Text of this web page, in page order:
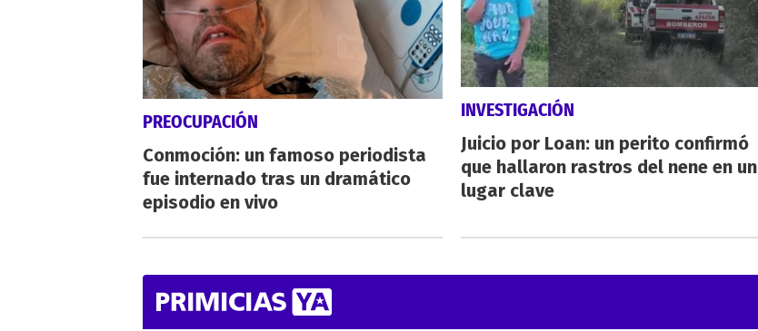
PREOCUPACIÓN
Conmoción: un famoso periodista
fue internado tras un dramático
episodio en vivo
INVESTIGACIÓN
Juicio por Loan: un perito confirmó
que hallaron rastros del nene en un
lugar clave